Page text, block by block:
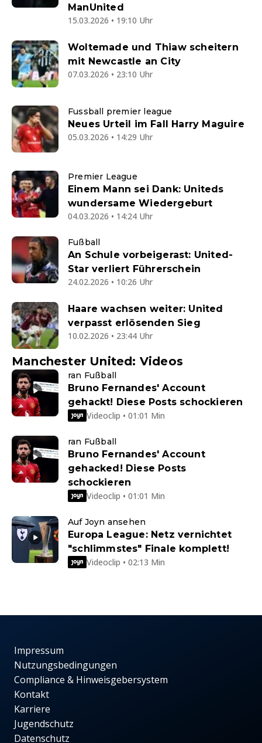
ManUnited
15.03.2026 • 19:10 Uhr
Woltemade und Thiaw scheitern
mit Newcastle an City
07.03.2026 • 23:10 Uhr
Fussball premier league
Neues Urteil im Fall Harry Maguire
05.03.2026 • 14:29 Uhr
Premier League
Einem Mann sei Dank: Uniteds
wundersame Wiedergeburt
04.03.2026 • 14:24 Uhr
Fußball
An Schule vorbeigerast: United-
Star verliert Führerschein
24.02.2026 • 10:26 Uhr
Haare wachsen weiter: United
verpasst erlösenden Sieg
10.02.2026 • 23:44 Uhr
Manchester United: Videos
ran Fußball
Bruno Fernandes' Account
gehackt! Diese Posts schockieren
Videoclip • 01:01 Min
ran Fußball
Bruno Fernandes' Account
gehacked! Diese Posts
schockieren
Videoclip • 01:01 Min
Auf Joyn ansehen
Europa League: Netz vernichtet
"schlimmstes" Finale komplett!
Videoclip • 02:13 Min
Impressum
Nutzungsbedingungen
Compliance & Hinweisgebersystem
Kontakt
Karriere
Jugendschutz
Datenschutz